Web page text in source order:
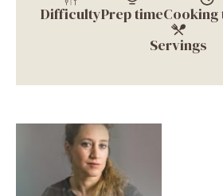
DifficultyPrep timeCooking
Servings